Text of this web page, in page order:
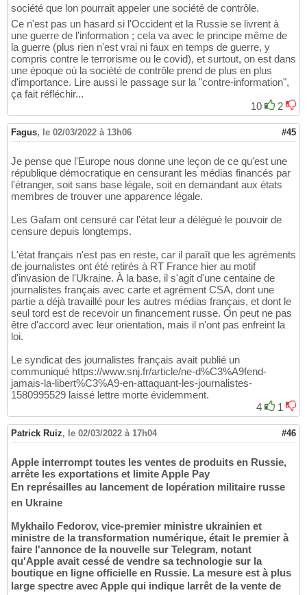
société que lon pourrait appeler une société de contrôle.
Ce n'est pas un hasard si l'Occident et la Russie se livrent à
une guerre de l'information ; cela va avec le principe même de
la guerre (plus rien n'est vrai ni faux en temps de guerre, y
compris contre le terrorisme ou le covid), et surtout, on est dans
une époque où la société de contrôle prend de plus en plus
d'importance. Lire aussi le passage sur la "contre-information",
ça fait réfléchir...
10
2
Fagus, le 02/03/2022 à 13h06 #45
Je pense que l'Europe nous donne une leçon de ce qu'est une
république démocratique en censurant les médias financés par
l'étranger, soit sans base légale, soit en demandant aux états
membres de trouver une apparence légale.
Les Gafam ont censuré car l'état leur a délégué le pouvoir de
censure depuis longtemps.
L'état français n'est pas en reste, car il paraît que les agréments
de journalistes ont été retirés à RT France hier au motif
d'invasion de l'Ukraine. À la base, il s'agit d'une centaine de
journalistes français avec carte et agrément CSA, dont une
partie a déjà travaillé pour les autres médias français, et dont le
seul tord est de recevoir un financement russe. On peut ne pas
être d'accord avec leur orientation, mais il n'ont pas enfreint la
loi.
Le syndicat des journalistes français avait publié un
communiqué https://www.snj.fr/article/ne-d%C3%A9fend-
jamais-la-libert%C3%A9-en-attaquant-les-journalistes-
1580995529 laissé lettre morte évidemment.
4
1
Patrick Ruiz, le 02/03/2022 à 17h04 #46
Apple interrompt toutes les ventes de produits en Russie,
arrête les exportations et limite Apple Pay
En représailles au lancement de lopération militaire russe
en Ukraine
Mykhailo Fedorov, vice-premier ministre ukrainien et
ministre de la transformation numérique, était le premier à
faire l'annonce de la nouvelle sur Telegram, notant
qu'Apple avait cessé de vendre sa technologie sur la
boutique en ligne officielle en Russie. La mesure est à plus
large spectre avec Apple qui indique larrêt de la vente de